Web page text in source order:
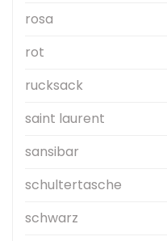
rosa
rot
rucksack
saint laurent
sansibar
schultertasche
schwarz